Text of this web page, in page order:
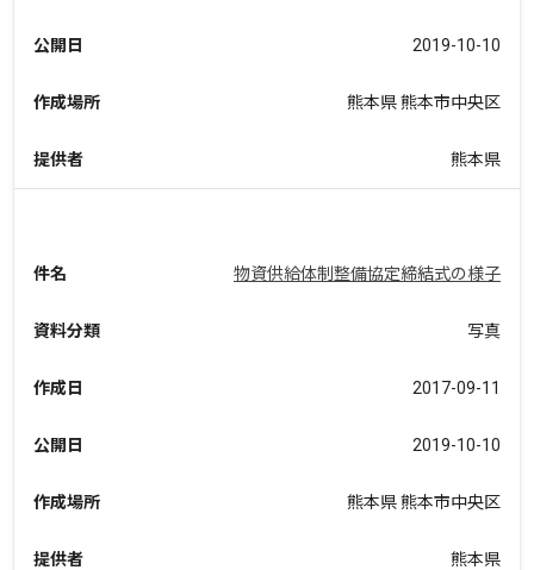
公開日 2019-10-10
作成場所 熊本県 熊本市中央区
提供者 熊本県
件名 物資供給体制整備協定締結式の様子
資料分類 写真
作成日 2017-09-11
公開日 2019-10-10
作成場所 熊本県 熊本市中央区
提供者 熊本県